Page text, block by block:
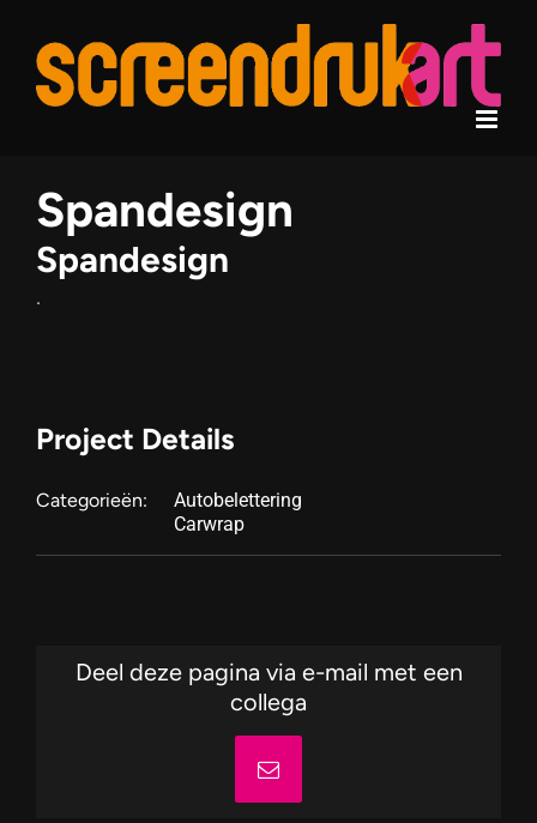
naar
inhoud
Spandesign
Spandesign
.
Project Details
Categorieën:
Autobelettering
Carwrap
Deel deze pagina via e-mail met een
collega
E-
mail